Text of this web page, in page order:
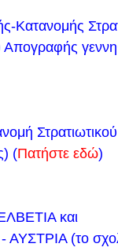
στο χώρο
ώρα 18.00 μ.μ
μαθήματα του
για τους
του
από τον
συμβάλει στην
καλύτερη
μαθητών.
Κατανομής
(Πατήστε εδώ)
και
ΑΥΣΤΡΙΑ (το